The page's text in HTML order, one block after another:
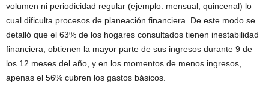
volumen ni periodicidad regular (ejemplo: mensual, quincenal) lo
cual dificulta procesos de planeación financiera. De este modo se
detalló que el 63% de los hogares consultados tienen inestabilidad
financiera, obtienen la mayor parte de sus ingresos durante 9 de
los 12 meses del año, y en los momentos de menos ingresos,
apenas el 56% cubren los gastos básicos.